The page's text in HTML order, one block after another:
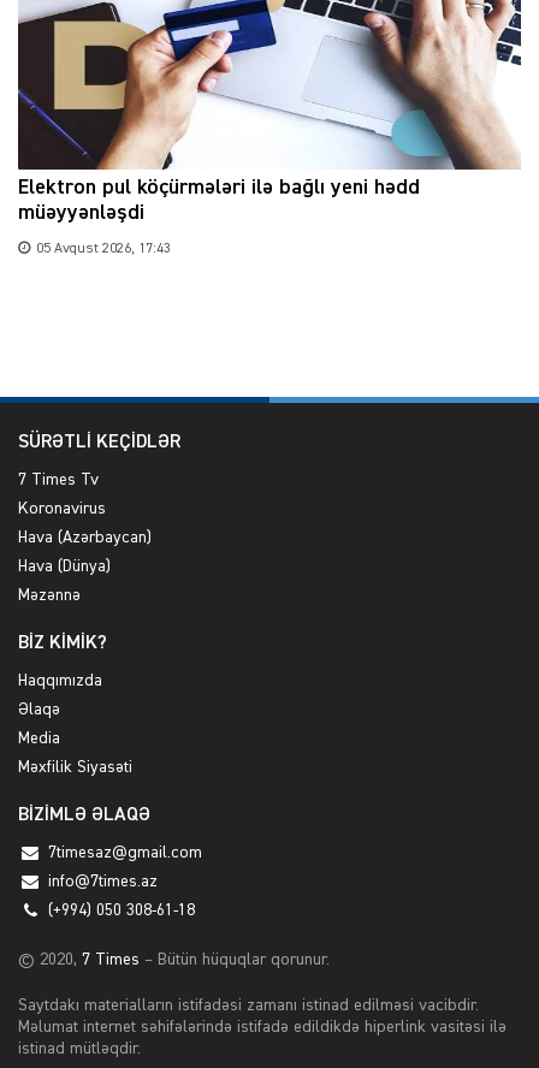
Elektron pul köçürmələri ilə bağlı yeni hədd
müəyyənləşdi
05 Avqust 2026, 17:43
SÜRƏTLİ KEÇİDLƏR
7 Times Tv
Koronavirus
Hava (Azərbaycan)
Hava (Dünya)
Məzənnə
BİZ KİMİK?
Haqqımızda
Əlaqə
Media
Məxfilik Siyasəti
BİZİMLƏ ƏLAQƏ
7timesaz@gmail.com
info@7times.az
(+994) 050 308-61-18
© 2020, 7 Times – Bütün hüquqlar qorunur.
Saytdakı materialların istifadəsi zamanı istinad edilməsi vacibdir.
Məlumat internet səhifələrində istifadə edildikdə hiperlink vasitəsi ilə
istinad mütləqdir.